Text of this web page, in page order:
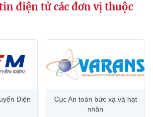
vụ
điện tử các đơn vị thuộc
Điện
Cục An toàn bức xạ và hạt
nhân